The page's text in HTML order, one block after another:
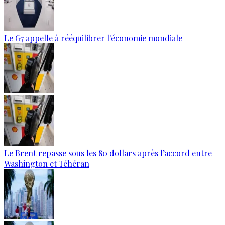
Le G7 appelle à rééquilibrer l'économie mondiale
Le Brent repasse sous les 80 dollars après l’accord entre
Washington et Téhéran